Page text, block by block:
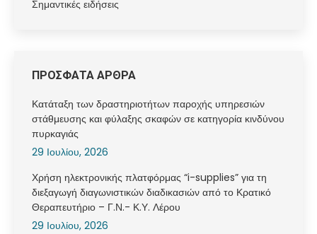
Σημαντικές ειδήσεις
ΠΡΟΣΦΑΤΑ ΑΡΘΡΑ
Κατάταξη των δραστηριοτήτων παροχής υπηρεσιών
στάθμευσης και φύλαξης σκαφών σε κατηγορία κινδύνου
πυρκαγιάς
29 Ιουλίου, 2026
Χρήση ηλεκτρονικής πλατφόρμας “i-supplies” για τη
διεξαγωγή διαγωνιστικών διαδικασιών από το Κρατικό
Θεραπευτήριο – Γ.Ν.- Κ.Υ. Λέρου
29 Ιουλίου, 2026